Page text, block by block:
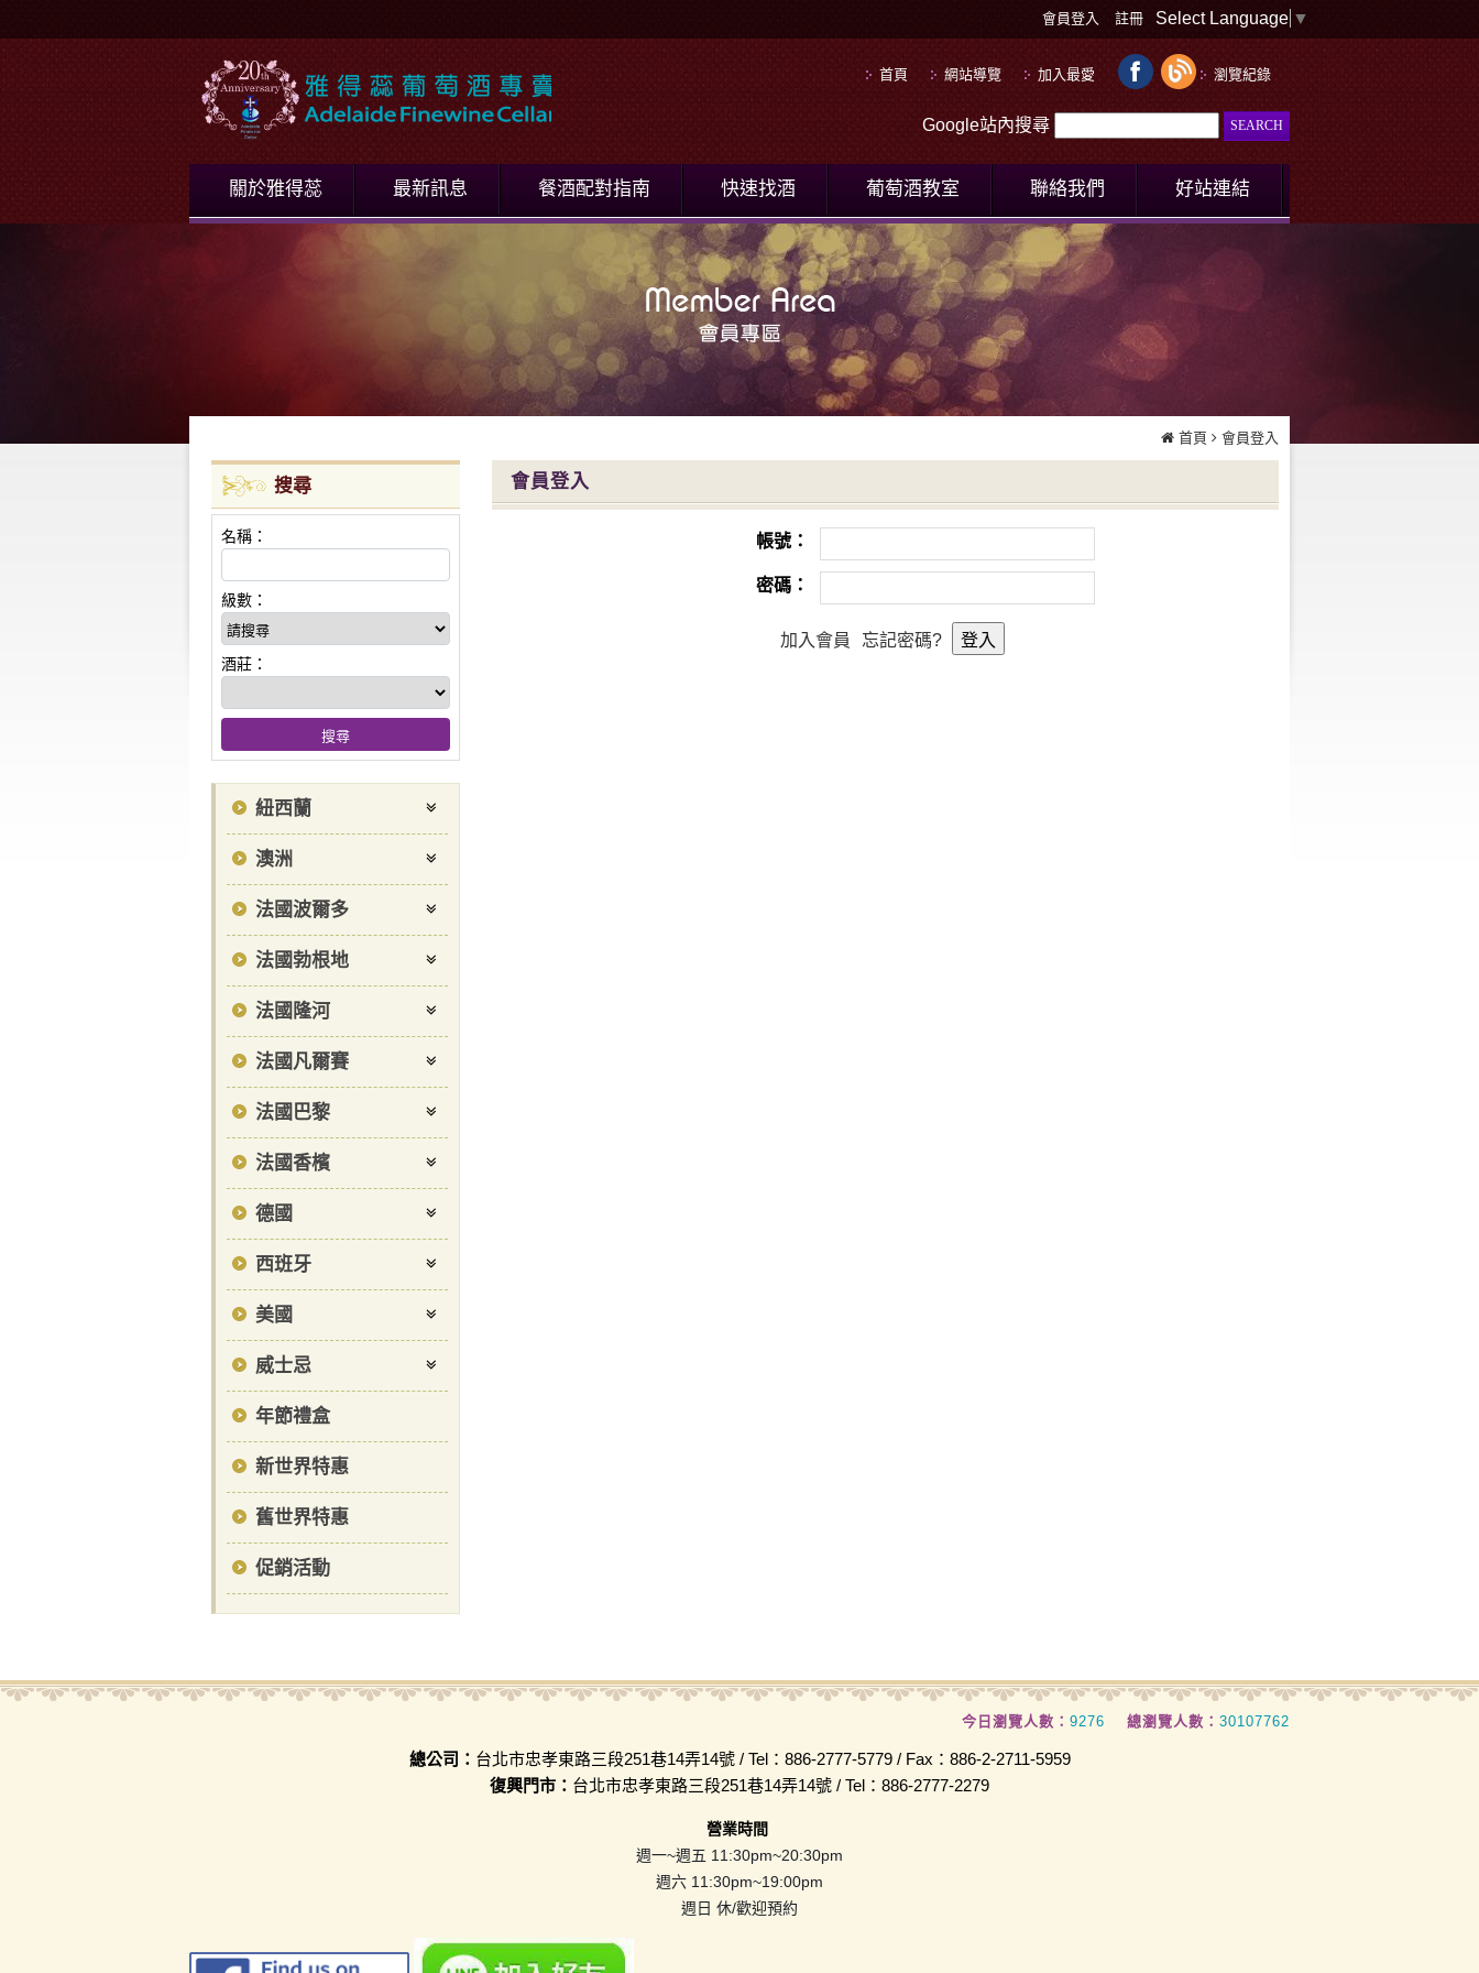
Select Language ▼
會員登入 註冊
首頁 網站導覽 加入最愛 瀏覽紀錄
Google站內搜尋
關於雅得蕊 最新訊息 餐酒配對指南 快速找酒 葡萄酒教室 聯絡我們 好站連結
首頁 會員登入
搜尋
名稱：
級數：
酒莊：
紐西蘭
澳洲
法國波爾多
法國勃根地
法國隆河
法國凡爾賽
法國巴黎
法國香檳
德國
西班牙
美國
威士忌
年節禮盒
新世界特惠
舊世界特惠
促銷活動
會員登入
帳號：
密碼：
加入會員 忘記密碼?
今日瀏覽人數： 9276 總瀏覽人數： 30107762
總公司： 台北市忠孝東路三段251巷14弄14號 / Tel：886-2777-5779 / Fax：886-2-2711-5959
復興門市： 台北市忠孝東路三段251巷14弄14號 / Tel：886-2777-2279
營業時間
週一~週五 11:30pm~20:30pm
週六 11:30pm~19:00pm
週日 休/歡迎預約